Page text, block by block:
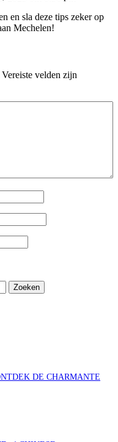
en sla deze tips zeker op
Mechelen!
Vereiste velden zijn
DE CHARMANTE